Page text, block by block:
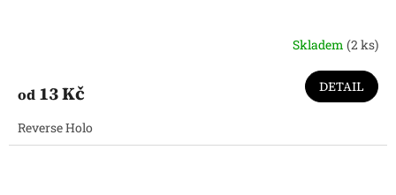
Skladem (2 ks)
od 13 Kč DETAIL
Reverse Holo